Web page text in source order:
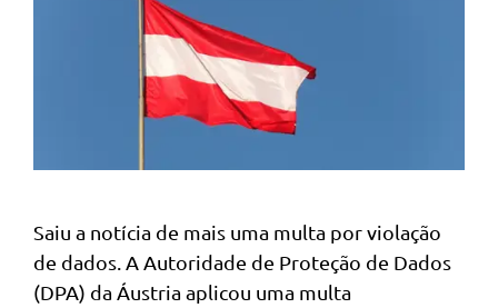
Saiu a notícia de mais uma multa por violação
de dados. A Autoridade de Proteção de Dados
(DPA) da Áustria aplicou uma multa